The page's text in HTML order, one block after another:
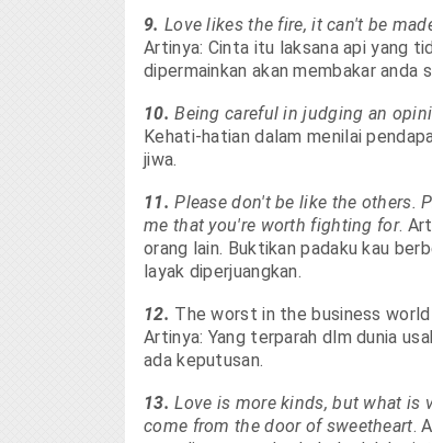
9. Love likes the fire, it can't be
Artinya: Cinta itu laksana api yang
dipermainkan akan membakar anda
10.Being careful in judging an
Kehati-hatian dalam menilai
jiwa.
11.Please don't be like the others.
me that you're worth fighting for.
orang lain. Buktikan padaku kau
layak diperjuangkan.
12. The worst in the business
Artinya: Yang terparah dlm dunia
ada keputusan.
13.Love is more kinds, but what is
come from the door of sweetheart.